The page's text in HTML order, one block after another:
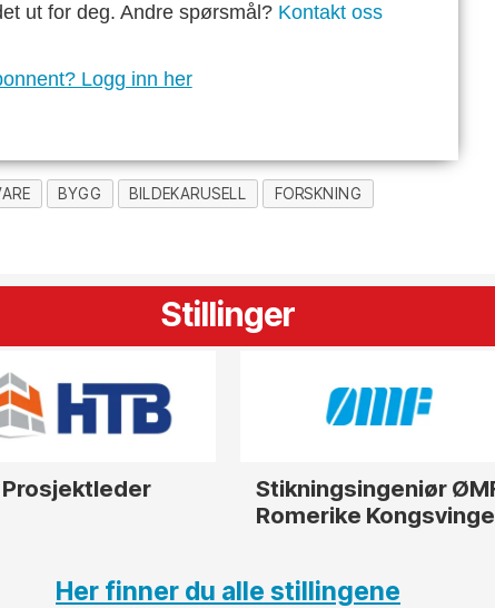
ut for deg. Andre spørsmål? Kontakt oss
Logg inn her
BYGG BILDEKARUSELL FORSKNING
Stillinger
Prosjektleder
Stikningsingeniør
Romerike
Her finner du alle stillingene